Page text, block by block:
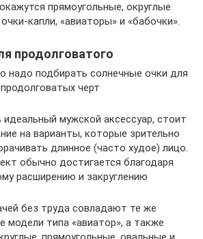
прямоугольные, округлые
капли, «авиаторы» и «бабочки».
продолговатого
надо подбирать солнечные очки для
продолговатых черт
мужской аксессуар, стоит
на варианты, которые зрительно
длинное (часто худое) лицо.
обычно достигается благодаря
расширению и закруглению
без труда совладают те же
модели типа «авиатор», а также